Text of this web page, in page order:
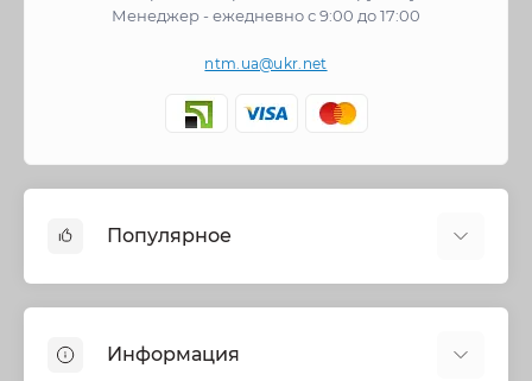
Менеджер - ежедневно с 9:00 до 17:00
ntm.ua@ukr.net
Популярное
Запорная арматура
Информация